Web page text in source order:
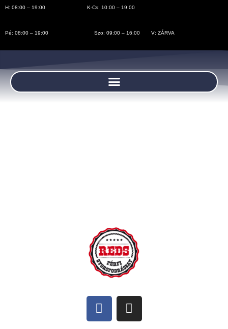
H: 08:00 – 19:00 K-Cs: 10:00 – 19:00
Pé: 08:00 – 19:00 Szo: 09:00 – 16:00 V: ZÁRVA